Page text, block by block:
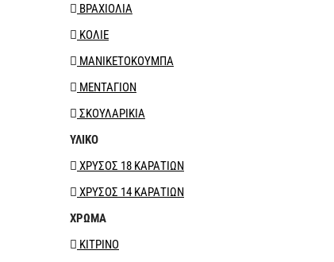
ΒΡΑΧΙΟΛΙΑ
ΚΟΛΙΕ
ΜΑΝΙΚΕΤΟΚΟΥΜΠΑ
ΜΕΝΤΑΓΙΟΝ
ΣΚΟΥΛΑΡΙΚΙΑ
ΥΛΙΚΟ
ΧΡΥΣΟΣ 18 ΚΑΡΑΤΙΩΝ
ΧΡΥΣΟΣ 14 ΚΑΡΑΤΙΩΝ
ΧΡΩΜΑ
ΚΙΤΡΙΝΟ